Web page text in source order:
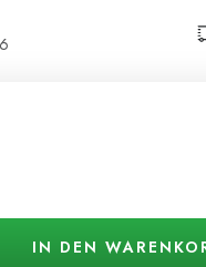
IN DEN